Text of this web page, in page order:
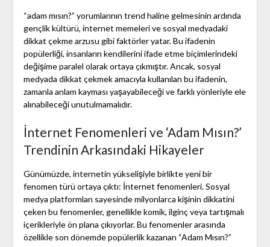
“adam mısın?” yorumlarının trend haline gelmesinin ardında
gençlik kültürü, internet memeleri ve sosyal medyadaki
dikkat çekme arzusu gibi faktörler yatar. Bu ifadenin
popülerliği, insanların kendilerini ifade etme biçimlerindeki
değişime paralel olarak ortaya çıkmıştır. Ancak, sosyal
medyada dikkat çekmek amacıyla kullanılan bu ifadenin,
zamanla anlam kayması yaşayabileceği ve farklı yönleriyle ele
alınabileceği unutulmamalıdır.
İnternet Fenomenleri ve ‘Adam Mısın?’
Trendinin Arkasındaki Hikayeler
Günümüzde, internetin yükselişiyle birlikte yeni bir
fenomen türü ortaya çıktı: İnternet fenomenleri. Sosyal
medya platformları sayesinde milyonlarca kişinin dikkatini
çeken bu fenomenler, genellikle komik, ilginç veya tartışmalı
içerikleriyle ön plana çıkıyorlar. Bu fenomenler arasında
özellikle son dönemde popülerlik kazanan “Adam Mısın?”